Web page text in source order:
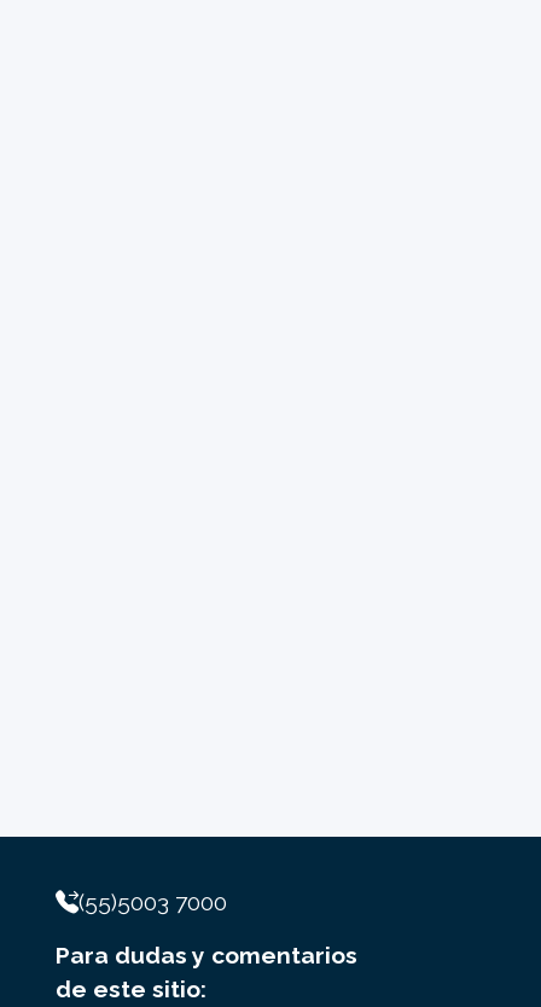
(55)5003 7000
Para dudas y comentarios
de este sitio: